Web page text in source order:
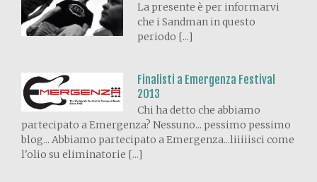
La presente è per informarvi
che i Sandman in questo
periodo [...]
Finalisti a Emergenza Festival
2013
Chi ha detto che abbiamo
partecipato a Emergenza? Nessuno... pessimo pessimo
blog... Abbiamo partecipato a Emergenza...liiiiisci come
l'olio su eliminatorie [...]